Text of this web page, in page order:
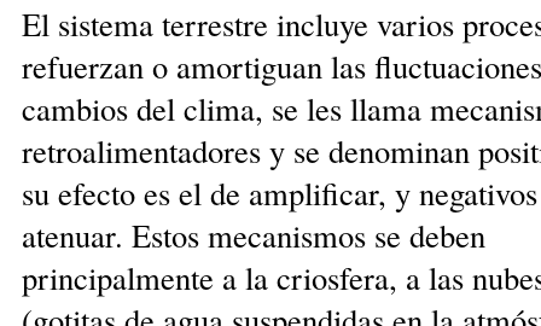
El sistema terrestre incluye varios
refuer­zan o amortiguan las
cambios del clima, se les llama
retroalimentadores y se denomi­nan
su efecto es el de amplificar, y
atenuar. Estos mecanismos se deben
principalmente a la criosfera, a las